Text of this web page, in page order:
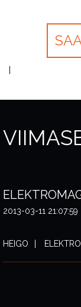
2013-03-11 21:07:59
HEIGO